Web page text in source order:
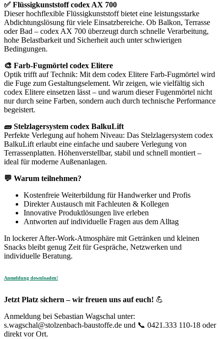
✅ Flüssigkunststoff codex AX 700
Dieser hochflexible Flüssigkunststoff bietet eine leistungsstarke
Abdichtungslösung für viele Einsatzbereiche. Ob Balkon, Terrasse
oder Bad – codex AX 700 überzeugt durch schnelle Verarbeitung,
hohe Belastbarkeit und Sicherheit auch unter schwierigen
Bedingungen.
🎨 Farb-Fugmörtel codex Elitere
Optik trifft auf Technik: Mit dem codex Elitere Farb-Fugmörtel wird
die Fuge zum Gestaltungselement. Wir zeigen, wie vielfältig sich
codex Elitere einsetzen lässt – und warum dieser Fugenmörtel nicht
nur durch seine Farben, sondern auch durch technische Performance
begeistert.
🧱 Stelzlagersystem codex BalkuLift
Perfekte Verlegung auf hohem Niveau: Das Stelzlagersystem codex
BalkuLift erlaubt eine einfache und saubere Verlegung von
Terrassenplatten. Höhenverstellbar, stabil und schnell montiert –
ideal für moderne Außenanlagen.
💬 Warum teilnehmen?
Kostenfreie Weiterbildung für Handwerker und Profis
Direkter Austausch mit Fachleuten & Kollegen
Innovative Produktlösungen live erleben
Antworten auf individuelle Fragen aus dem Alltag
In lockerer After-Work-Atmosphäre mit Getränken und kleinen
Snacks bleibt genug Zeit für Gespräche, Netzwerken und
individuelle Beratung.
Anmeldung downloaden!
Jetzt Platz sichern – wir freuen uns auf euch! 💪
Anmeldung bei Sebastian Wagschal unter:
s.wagschal@stolzenbach-baustoffe.de und 📞 0421.333 110-18 oder
direkt vor Ort.